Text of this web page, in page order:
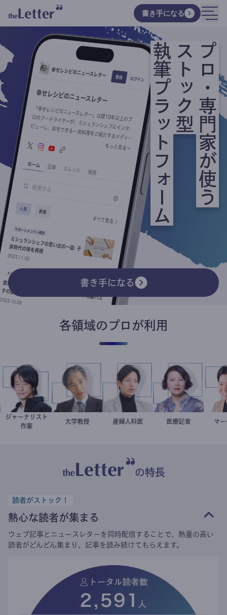
書き手になる
プロ・専門家が使う
ストック型
執筆プラットフォーム
書き手になる
各領域のプロが利用
鈴木エイト
ジャーナリスト
作家
加藤忠史
大学教授 重見大介
産婦人科医 岩永直子
医療記者
の特長
読者がストック！
熱心な読者が集まる
ウェブ記事とニュースレターを同時配信することで、熱量の高い
読者がどんどん集まり、記事を読み続けてもらえます。